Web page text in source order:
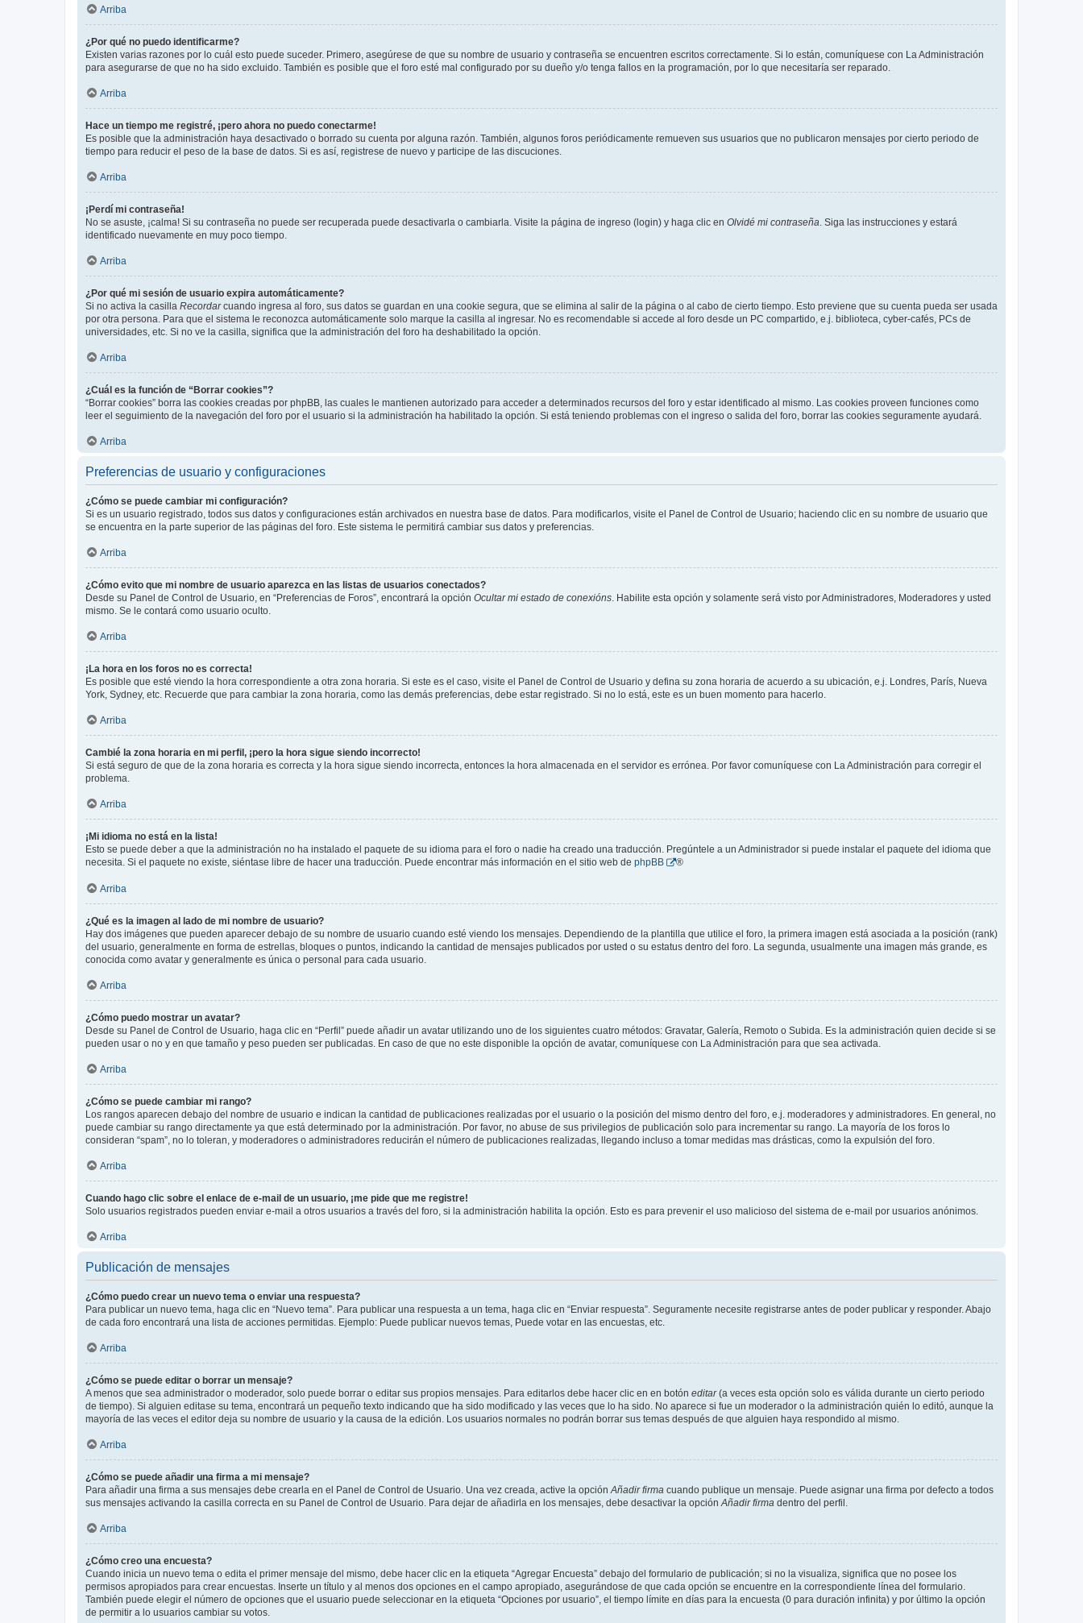
Arriba
¿Por qué no puedo identificarme?
Existen varias razones por lo cuál esto puede suceder. Primero, asegúrese de que su nombre de usuario y contraseña se encuentren escritos correctamente. Si lo están, comuníquese con La Administración
para asegurarse de que no ha sido excluido. También es posible que el foro esté mal configurado por su dueño y/o tenga fallos en la programación, por lo que necesitaría ser reparado.
Arriba
Hace un tiempo me registré, ¡pero ahora no puedo conectarme!
Es posible que la administración haya desactivado o borrado su cuenta por alguna razón. También, algunos foros periódicamente remueven sus usuarios que no publicaron mensajes por cierto periodo de
tiempo para reducir el peso de la base de datos. Si es así, registrese de nuevo y participe de las discuciones.
Arriba
¡Perdí mi contraseña!
No se asuste, ¡calma! Si su contraseña no puede ser recuperada puede desactivarla o cambiarla. Visite la página de ingreso (login) y haga clic en Olvidé mi contraseña . Siga las instrucciones y estará
identificado nuevamente en muy poco tiempo.
Arriba
¿Por qué mi sesión de usuario expira automáticamente?
Si no activa la casilla Recordarcuando ingresa al foro, sus datos se guardan en una cookie segura, que se elimina al salir de la página o al cabo de cierto tiempo. Esto previene que su cuenta pueda ser usada
por otra persona. Para que el sistema le reconozca automáticamente solo marque la casilla al ingresar. No es recomendable si accede al foro desde un PC compartido, e.j. biblioteca, cyber-cafés, PCs de
universidades, etc. Si no ve la casilla, significa que la administración del foro ha deshabilitado la opción.
Arriba
¿Cuál es la función de “Borrar cookies”?
“Borrar cookies” borra las cookies creadas por phpBB, las cuales le mantienen autorizado para acceder a determinados recursos del foro y estar identificado al mismo. Las cookies proveen funciones como
leer el seguimiento de la navegación del foro por el usuario si la administración ha habilitado la opción. Si está teniendo problemas con el ingreso o salida del foro, borrar las cookies seguramente ayudará.
Arriba
Preferencias de usuario y configuraciones
¿Cómo se puede cambiar mi configuración?
Si es un usuario registrado, todos sus datos y configuraciones están archivados en nuestra base de datos. Para modificarlos, visite el Panel de Control de Usuario; haciendo clic en su nombre de usuario que
se encuentra en la parte superior de las páginas del foro. Este sistema le permitirá cambiar sus datos y preferencias.
Arriba
¿Cómo evito que mi nombre de usuario aparezca en las listas de usuarios conectados?
Desde su Panel de Control de Usuario, en “Preferencias de Foros”, encontrará la opción Ocultar mi estado de conexións . Habilite esta opción y solamente será visto por Administradores, Moderadores y usted
mismo. Se le contará como usuario oculto.
Arriba
¡La hora en los foros no es correcta!
Es posible que esté viendo la hora correspondiente a otra zona horaria. Si este es el caso, visite el Panel de Control de Usuario y defina su zona horaria de acuerdo a su ubicación, e.j. Londres, París, Nueva
York, Sydney, etc. Recuerde que para cambiar la zona horaria, como las demás preferencias, debe estar registrado. Si no lo está, este es un buen momento para hacerlo.
Arriba
Cambié la zona horaria en mi perfil, ¡pero la hora sigue siendo incorrecto!
Si está seguro de que de la zona horaria es correcta y la hora sigue siendo incorrecta, entonces la hora almacenada en el servidor es errónea. Por favor comuníquese con La Administración para corregir el
problema.
Arriba
¡Mi idioma no está en la lista!
Esto se puede deber a que la administración no ha instalado el paquete de su idioma para el foro o nadie ha creado una traducción. Pregúntele a un Administrador si puede instalar el paquete del idioma que
necesita. Si el paquete no existe, siéntase libre de hacer una traducción. Puede encontrar más información en el sitio web de phpBB ®
Arriba
¿Qué es la imagen al lado de mi nombre de usuario?
Hay dos imágenes que pueden aparecer debajo de su nombre de usuario cuando esté viendo los mensajes. Dependiendo de la plantilla que utilice el foro, la primera imagen está asociada a la posición (rank)
del usuario, generalmente en forma de estrellas, bloques o puntos, indicando la cantidad de mensajes publicados por usted o su estatus dentro del foro. La segunda, usualmente una imagen más grande, es
conocida como avatar y generalmente es única o personal para cada usuario.
Arriba
¿Cómo puedo mostrar un avatar?
Desde su Panel de Control de Usuario, haga clic en “Perfil” puede añadir un avatar utilizando uno de los siguientes cuatro métodos: Gravatar, Galería, Remoto o Subida. Es la administración quien decide si se
pueden usar o no y en que tamaño y peso pueden ser publicadas. En caso de que no este disponible la opción de avatar, comuníquese con La Administración para que sea activada.
Arriba
¿Cómo se puede cambiar mi rango?
Los rangos aparecen debajo del nombre de usuario e indican la cantidad de publicaciones realizadas por el usuario o la posición del mismo dentro del foro, e.j. moderadores y administradores. En general, no
puede cambiar su rango directamente ya que está determinado por la administración. Por favor, no abuse de sus privilegios de publicación solo para incrementar su rango. La mayoría de los foros lo
consideran “spam”, no lo toleran, y moderadores o administradores reducirán el número de publicaciones realizadas, llegando incluso a tomar medidas mas drásticas, como la expulsión del foro.
Arriba
Cuando hago clic sobre el enlace de e-mail de un usuario, ¡me pide que me registre!
Solo usuarios registrados pueden enviar e-mail a otros usuarios a través del foro, si la administración habilita la opción. Esto es para prevenir el uso malicioso del sistema de e-mail por usuarios anónimos.
Arriba
Publicación de mensajes
¿Cómo puedo crear un nuevo tema o enviar una respuesta?
Para publicar un nuevo tema, haga clic en “Nuevo tema”. Para publicar una respuesta a un tema, haga clic en “Enviar respuesta”. Seguramente necesite registrarse antes de poder publicar y responder. Abajo
de cada foro encontrará una lista de acciones permitidas. Ejemplo: Puede publicar nuevos temas, Puede votar en las encuestas, etc.
Arriba
¿Cómo se puede editar o borrar un mensaje?
A menos que sea administrador o moderador, solo puede borrar o editar sus propios mensajes. Para editarlos debe hacer clic en en botón editar(a veces esta opción solo es válida durante un cierto periodo
de tiempo). Si alguien editase su tema, encontrará un pequeño texto indicando que ha sido modificado y las veces que lo ha sido. No aparece si fue un moderador o la administración quién lo editó, aunque la
mayoría de las veces el editor deja su nombre de usuario y la causa de la edición. Los usuarios normales no podrán borrar sus temas después de que alguien haya respondido al mismo.
Arriba
¿Cómo se puede añadir una firma a mi mensaje?
Para añadir una firma a sus mensajes debe crearla en el Panel de Control de Usuario. Una vez creada, active la opción Añadir firma cuando publique un mensaje. Puede asignar una firma por defecto a todos
sus mensajes activando la casilla correcta en su Panel de Control de Usuario. Para dejar de añadirla en los mensajes, debe desactivar la opción Añadir firma dentro del perfil.
Arriba
¿Cómo creo una encuesta?
Cuando inicia un nuevo tema o edita el primer mensaje del mismo, debe hacer clic en la etiqueta “Agregar Encuesta” debajo del formulario de publicación; si no la visualiza, significa que no posee los
permisos apropiados para crear encuestas. Inserte un título y al menos dos opciones en el campo apropiado, asegurándose de que cada opción se encuentre en la correspondiente línea del formulario.
También puede elegir el número de opciones que el usuario puede seleccionar en la etiqueta “Opciones por usuario”, el tiempo límite en días para la encuesta (0 para duración infinita) y por último la opción
de permitir a lo usuarios cambiar su votos.